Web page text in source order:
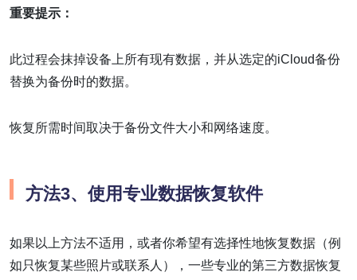
重要提示：
此过程会抹掉设备上所有现有数据，并从选定的iCloud备份
替换为备份时的数据。
恢复所需时间取决于备份文件大小和网络速度。
方法3、使用专业数据恢复软件
如果以上方法不适用，或者你希望有选择性地恢复数据（例
如只恢复某些照片或联系人），一些专业的第三方数据恢复